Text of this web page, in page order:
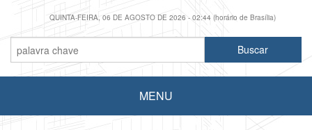
QUINTA-FEIRA, 06 DE AGOSTO DE 2026 - 02:44 (horário de Brasília)
MENU